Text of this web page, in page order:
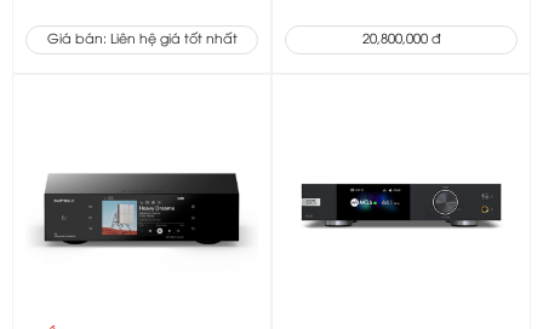
Giá bán: Liên hệ giá tốt nhất 20,800,000 đ